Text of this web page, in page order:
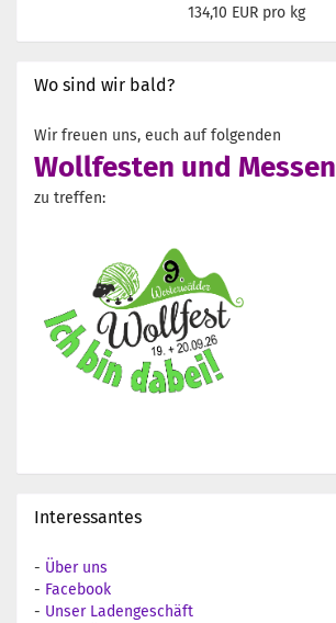
134,10 EUR pro kg
Wo sind wir bald?
Wir freuen uns, euch auf folgenden
Wollfesten und Messen
zu treffen:
Interessantes
- Über uns
- Facebook
- Unser Ladengeschäft